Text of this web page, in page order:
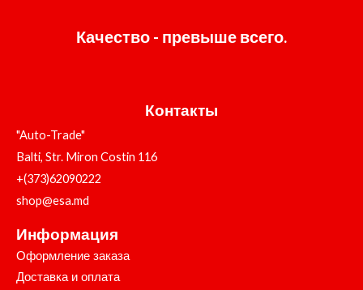
Качество - превыше всего.
Контакты
"Auto-Trade"
Balti, Str. Miron Costin 116
+(373)62090222
shop@esa.md
Информация
Оформление заказа
Доставка и оплата